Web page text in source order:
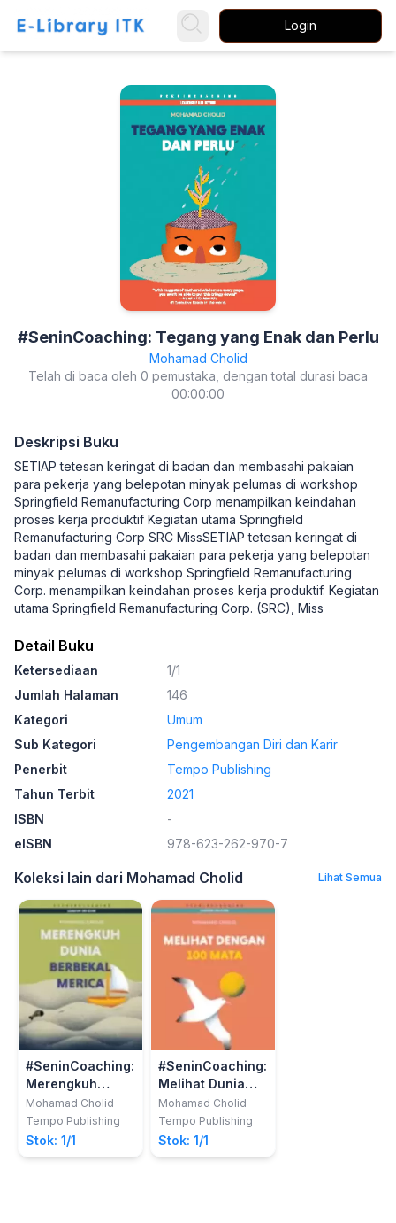
Login
#SeninCoaching: Tegang yang Enak dan Perlu
Mohamad Cholid
Telah di baca oleh 0 pemustaka, dengan total durasi baca
00:00:00
Deskripsi Buku
SETIAP tetesan keringat di badan dan membasahi pakaian
para pekerja yang belepotan minyak pelumas di workshop
Springfield Remanufacturing Corp menampilkan keindahan
proses kerja produktif Kegiatan utama Springfield
Remanufacturing Corp SRC MissSETIAP tetesan keringat di
badan dan membasahi pakaian para pekerja yang belepotan
minyak pelumas di workshop Springfield Remanufacturing
Corp. menampilkan keindahan proses kerja produktif. Kegiatan
utama Springfield Remanufacturing Corp. (SRC), Miss
Detail Buku
Ketersediaan
1/1
Jumlah Halaman
146
Kategori
Umum
Sub Kategori
Pengembangan Diri dan Karir
Penerbit
Tempo Publishing
Tahun Terbit
2021
ISBN
-
eISBN
978-623-262-970-7
Koleksi lain dari Mohamad Cholid Lihat Semua
#SeninCoaching:
Merengkuh
Dunia Berbekal
Merica
Mohamad Cholid
Tempo Publishing
Stok: 1/1
#SeninCoaching:
Melihat Dunia
dengan 100 Mata
Mohamad Cholid
Tempo Publishing
Stok: 1/1